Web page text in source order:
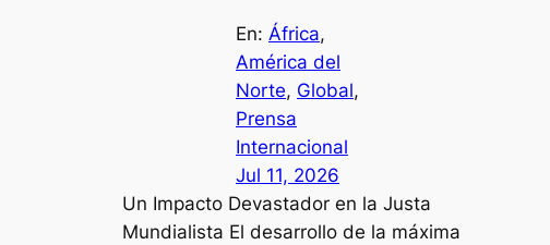
En: África
América del
Norte, Global
Prensa
Internacional
Jul 11, 2026
Un Impacto Devastador en la Justa
Mundialista El desarrollo de la máxima